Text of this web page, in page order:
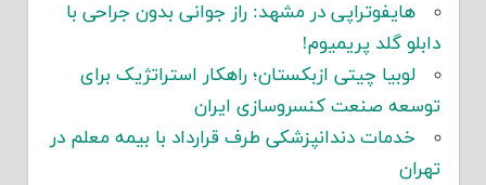
هایفوتراپی در مشهد: راز جوانی بدون جراحی با
دابلو گلد پریمیوم!
لوبیا چیتی ازبکستان؛ راهکار استراتژیک برای
توسعه صنعت کنسروسازی ایران
خدمات دندانپزشکی طرف قرارداد با بیمه معلم در
تهران